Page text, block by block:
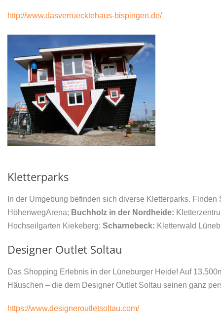
http://www.dasverruecktehaus-bispingen.de/
Kletterparks
In der Umgebung befinden sich diverse Kletterparks.
HöhenwegArena; Buchholz in der Nordheide:
Hochseilgarten Kiekeberg; Scharnebeck: Kletterwald
Designer Outlet Soltau
Das Shopping Erlebnis in der Lüneburger Heide! Auf
Häuschen – die dem Designer Outlet Soltau seinen ganz
https://www.designeroutletsoltau.com/